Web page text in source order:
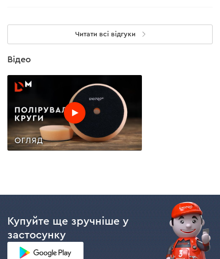
Читати всі відгуки
Відео
Купуйте ще зручніше у
застосунку